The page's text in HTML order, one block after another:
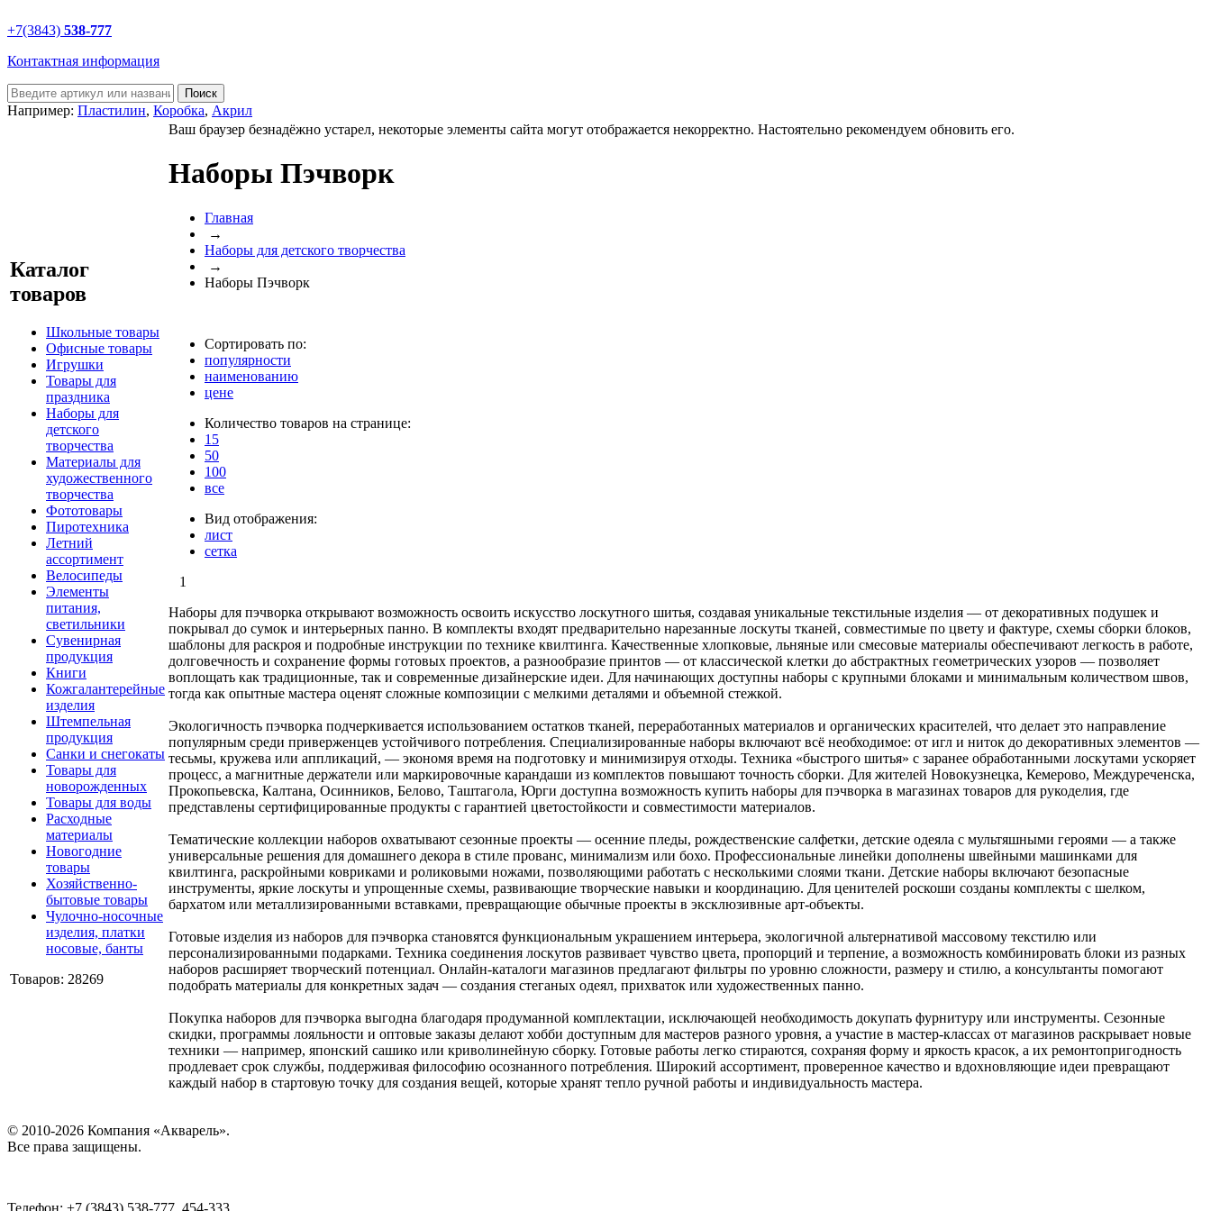
+7(3843) 538-777
Контактная информация
Например: Пластилин, Коробка, Акрил
Каталог
товаров
Школьные товары
Офисные товары
Игрушки
Товары для
праздника
Наборы для
детского
творчества
Материалы для
художественного
творчества
Фототовары
Пиротехника
Летний
ассортимент
Велосипеды
Элементы
питания,
светильники
Сувенирная
продукция
Книги
Кожгалантерейные
изделия
Штемпельная
продукция
Санки и снегокаты
Товары для
новорожденных
Товары для воды
Расходные
материалы
Новогодние
товары
Хозяйственно-
бытовые товары
Чулочно-носочные
изделия, платки
носовые, банты
Товаров: 28269
Ваш браузер безнадёжно устарел, некоторые элементы сайта могут отображается некорректно. Настоятельно рекомендуем обновить его.
Наборы Пэчворк
Главная
→
Наборы для детского творчества
→
Наборы Пэчворк
Сортировать по:
популярности
наименованию
цене
Количество товаров на странице:
15
50
100
все
Вид отображения:
лист
сетка
1
Наборы для пэчворка открывают возможность освоить искусство лоскутного шитья, создавая уникальные текстильные изделия — от декоративных подушек и
покрывал до сумок и интерьерных панно. В комплекты входят предварительно нарезанные лоскуты тканей, совместимые по цвету и фактуре, схемы сборки блоков,
шаблоны для раскроя и подробные инструкции по технике квилтинга. Качественные хлопковые, льняные или смесовые материалы обеспечивают легкость в работе,
долговечность и сохранение формы готовых проектов, а разнообразие принтов — от классической клетки до абстрактных геометрических узоров — позволяет
воплощать как традиционные, так и современные дизайнерские идеи. Для начинающих доступны наборы с крупными блоками и минимальным количеством швов,
тогда как опытные мастера оценят сложные композиции с мелкими деталями и объемной стежкой.
Экологичность пэчворка подчеркивается использованием остатков тканей, переработанных материалов и органических красителей, что делает это направление
популярным среди приверженцев устойчивого потребления. Специализированные наборы включают всё необходимое: от игл и ниток до декоративных элементов —
тесьмы, кружева или аппликаций, — экономя время на подготовку и минимизируя отходы. Техника «быстрого шитья» с заранее обработанными лоскутами ускоряет
процесс, а магнитные держатели или маркировочные карандаши из комплектов повышают точность сборки. Для жителей Новокузнецка, Кемерово, Междуреченска,
Прокопьевска, Калтана, Осинников, Белово, Таштагола, Юрги доступна возможность купить наборы для пэчворка в магазинах товаров для рукоделия, где
представлены сертифицированные продукты с гарантией цветостойкости и совместимости материалов.
Тематические коллекции наборов охватывают сезонные проекты — осенние пледы, рождественские салфетки, детские одеяла с мультяшными героями — а также
универсальные решения для домашнего декора в стиле прованс, минимализм или бохо. Профессиональные линейки дополнены швейными машинками для
квилтинга, раскройными ковриками и роликовыми ножами, позволяющими работать с несколькими слоями ткани. Детские наборы включают безопасные
инструменты, яркие лоскуты и упрощенные схемы, развивающие творческие навыки и координацию. Для ценителей роскоши созданы комплекты с шелком,
бархатом или металлизированными вставками, превращающие обычные проекты в эксклюзивные арт-объекты.
Готовые изделия из наборов для пэчворка становятся функциональным украшением интерьера, экологичной альтернативой массовому текстилю или
персонализированными подарками. Техника соединения лоскутов развивает чувство цвета, пропорций и терпение, а возможность комбинировать блоки из разных
наборов расширяет творческий потенциал. Онлайн-каталоги магазинов предлагают фильтры по уровню сложности, размеру и стилю, а консультанты помогают
подобрать материалы для конкретных задач — создания стеганых одеял, прихваток или художественных панно.
Покупка наборов для пэчворка выгодна благодаря продуманной комплектации, исключающей необходимость докупать фурнитуру или инструменты. Сезонные
скидки, программы лояльности и оптовые заказы делают хобби доступным для мастеров разного уровня, а участие в мастер-классах от магазинов раскрывает новые
техники — например, японский сашико или криволинейную сборку. Готовые работы легко стираются, сохраняя форму и яркость красок, а их ремонтопригодность
продлевает срок службы, поддерживая философию осознанного потребления. Широкий ассортимент, проверенное качество и вдохновляющие идеи превращают
каждый набор в стартовую точку для создания вещей, которые хранят тепло ручной работы и индивидуальность мастера.
© 2010-2026 Компания «Акварель».
Все права защищены.
Телефон: +7 (3843) 538-777, 454-333